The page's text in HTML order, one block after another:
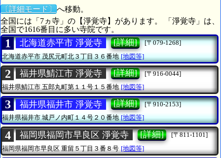
〔詳細モード〕 へ移動。
全国には「7ヵ寺」の【淨覚寺】があります。 「淨覚寺」は、
全国で1616番目に多い寺院です。
1 北海道赤平市 淨覚寺 [詳細]
[〒079-1268]
北海道赤平市茂尻元町北３丁目３６番地 [地図等]
2 福井県鯖江市 淨覚寺 [詳細]
[〒916-0044]
福井県鯖江市 五郎丸町第１１号１５番地 [地図等]
3 福井県福井市 淨覚寺 [詳細]
[〒910-2153]
福井県福井市城戸ノ内町１４号２０番地 [地図等]
4 福岡県福岡市早良区 淨覚寺 [詳細]
[〒811-1101]
福岡県福岡市早良区 重留５丁目３番８号 [地図等]